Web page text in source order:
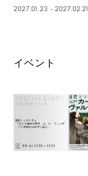
2027.01.23 – 2027.02.21
イベント